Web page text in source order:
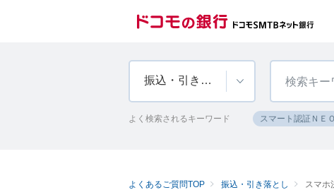
振込・引き落とし
よく検索されるキーワード スマート認証ＮＥＯ
よくあるご質問TOP 振込・引き落とし スマホ